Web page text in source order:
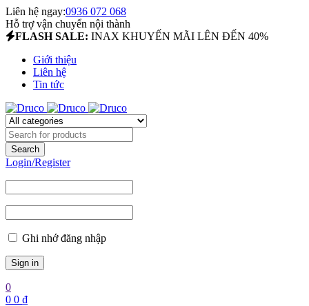
Liên hệ ngay:0936 072 068
Hỗ trợ vận chuyển nội thành
FLASH SALE: INAX KHUYẾN MÃI LÊN ĐẾN 40%
Giới thiệu
Liên hệ
Tin tức
Login/Register
Ghi nhớ đăng nhập
0
0 0 ₫